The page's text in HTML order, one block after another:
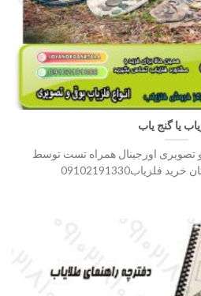
یا گنج یاب
تصویری اورجینال همراه تست توسط